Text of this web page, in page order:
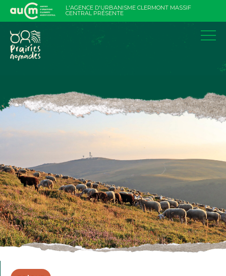
L'AGENCE D'URBANISME CLERMONT MASSIF
CENTRAL PRÉSENTE
contenu